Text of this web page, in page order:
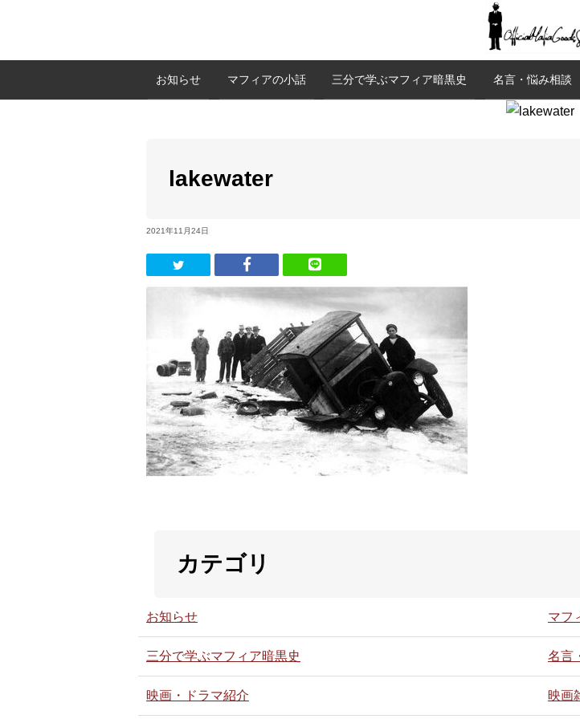
お知らせ マフィアの小話 三分で学ぶマフィア暗黒史 名言・悩み相談
lakewater
2021年11月24日
カテゴリ
お知らせ マフ
三分で学ぶマフィア暗黒史 名言
映画・ドラマ紹介 映画